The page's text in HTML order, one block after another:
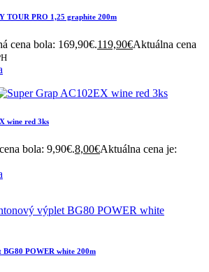
TOUR PRO 1,25 graphite 200m
cena bola: 169,90€.119,90€Aktuálna cena
wine red 3ks
bola: 9,90€.8,00€Aktuálna cena je:
BG80 POWER white 200m